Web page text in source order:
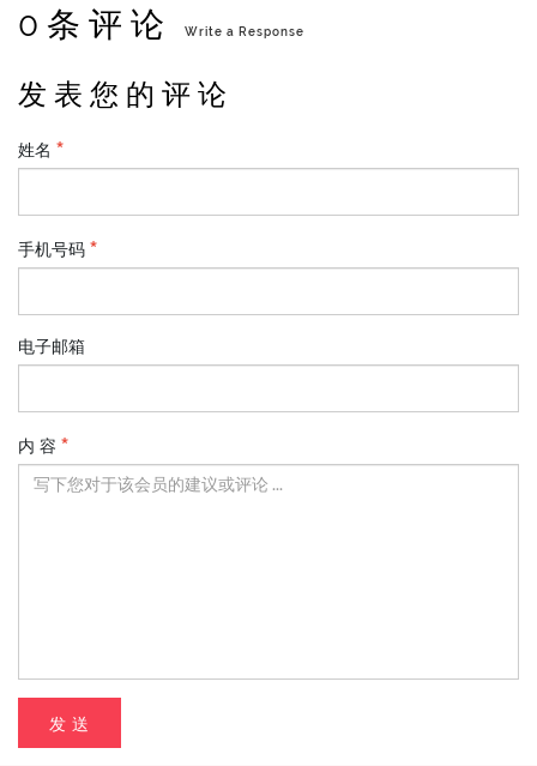
0 条 评 论 Write a Response
发 表 您 的 评 论
姓名
手机号码
电子邮箱
内 容
发 送